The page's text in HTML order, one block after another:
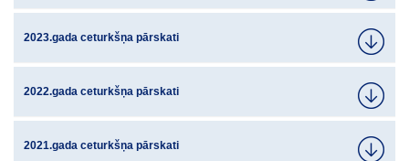
2023.gada ceturkšņa pārskati
2022.gada ceturkšņa pārskati
2021.gada ceturkšņa pārskati